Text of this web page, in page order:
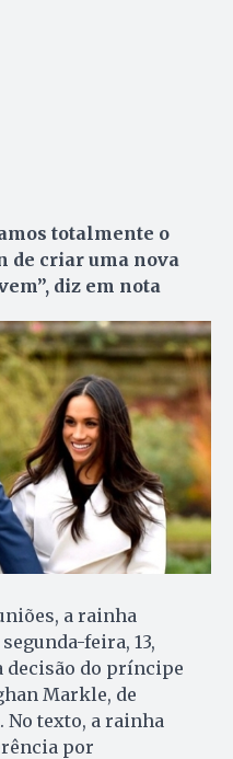
totalmente o
de criar uma nova
diz em nota
a rainha
feira, 13,
decisão do príncipe
Markle, de
No texto, a rainha
por